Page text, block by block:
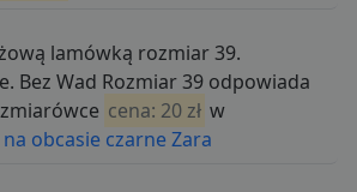
lamówką rozmiar 39.
Bez Wad Rozmiar 39 odpowiada
cena: 20 zł w
obcasie czarne Zara